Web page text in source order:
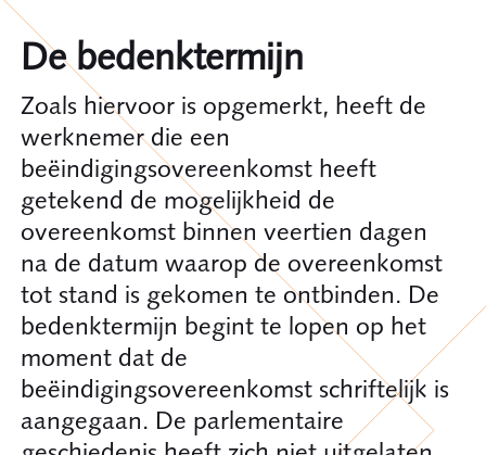
De bedenktermijn
Zoals hiervoor is opgemerkt, heeft de
werknemer die een
beëindigingsovereenkomst heeft
getekend de mogelijkheid de
overeenkomst binnen veertien dagen
na de datum waarop de overeenkomst
tot stand is gekomen te ontbinden. De
bedenktermijn begint te lopen op het
moment dat de
beëindigingsovereenkomst schriftelijk is
aangegaan. De parlementaire